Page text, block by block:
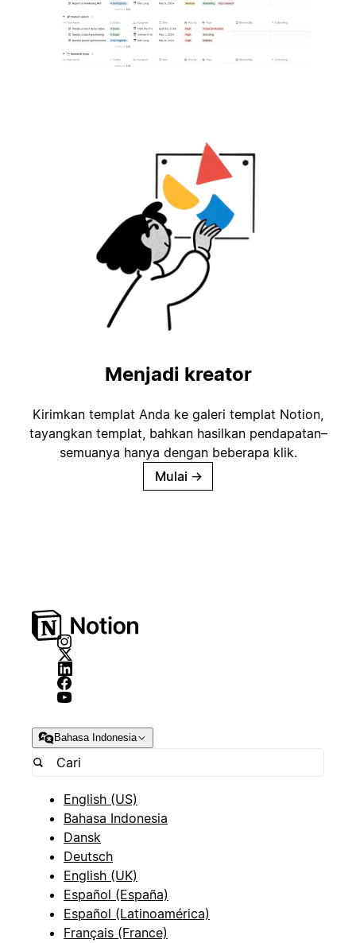
Menjadi kreator
Kirimkan templat Anda ke galeri templat Notion,
tayangkan templat, bahkan hasilkan pendapatan–
semuanya hanya dengan beberapa klik.
Mulai →
Bahasa Indonesia
English (US)
Bahasa Indonesia
Dansk
Deutsch
English (UK)
Español (España)
Español (Latinoamérica)
Français (France)